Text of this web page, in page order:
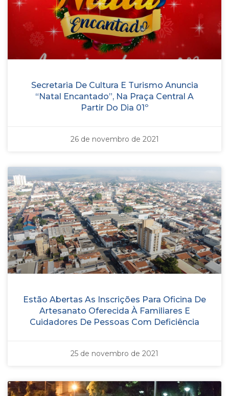
Secretaria De Cultura E Turismo Anuncia
“Natal Encantado”, Na Praça Central A
Partir Do Dia 01º
26 de novembro de 2021
Estão Abertas As Inscrições Para Oficina De
Artesanato Oferecida À Familiares E
Cuidadores De Pessoas Com Deficiência
25 de novembro de 2021